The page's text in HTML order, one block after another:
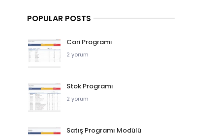
POPULAR POSTS
Cari Programı
2 yorum
Stok Programı
2 yorum
Satış Programı Modülü